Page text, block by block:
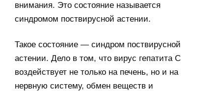
внимания. Это состояние называется
синдромом поствирусной астении.
Такое состояние — синдром поствирусной
астении. Дело в том, что вирус гепатита С
воздействует не только на печень, но и на
нервную систему, обмен веществ и